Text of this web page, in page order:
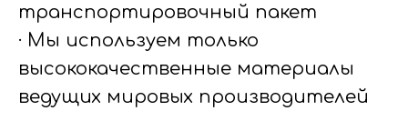
транспортировочный пакет
· Мы используем только
высококачественные материалы
ведущих мировых производителей